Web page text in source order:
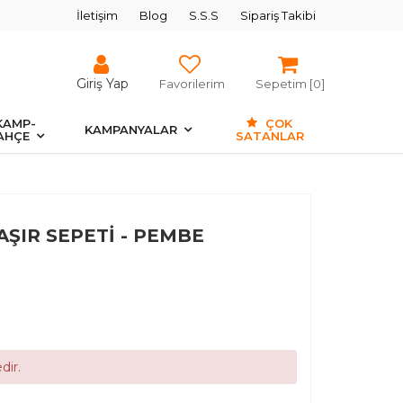
İletişim Blog S.S.S Sipariş Takibi
Giriş Yap Favorilerim Sepetim [0]
KAMPANYALAR
ÇOK
SATANLAR
SEPETİ - PEMBE